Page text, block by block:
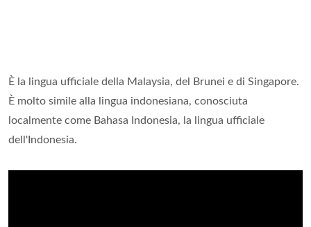
È la lingua ufficiale della Malaysia, del Brunei e di Singapore.
È molto simile alla lingua indonesiana, conosciuta
localmente come Bahasa Indonesia, la lingua ufficiale
dell'Indonesia.